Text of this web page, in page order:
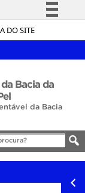
DO SITE
informação
Bacia da
da Bacia